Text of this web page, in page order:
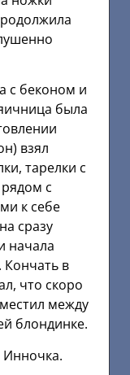
с беконом и
была
взял
тарелки с
с
к себе
сразу
начала
Кончать в
что скоро
между
блондинке.